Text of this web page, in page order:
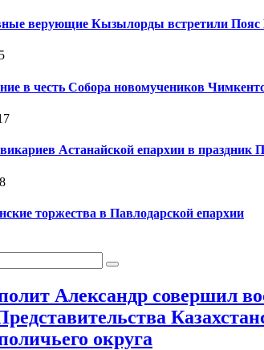
верующие Кызылорды встретили
в честь Собора новомучеников
Астанайской епархии в праздник
торжества в Павлодарской епархии
Александр совершил
округа